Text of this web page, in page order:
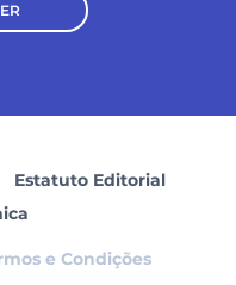
Estatuto Editorial
e Condições